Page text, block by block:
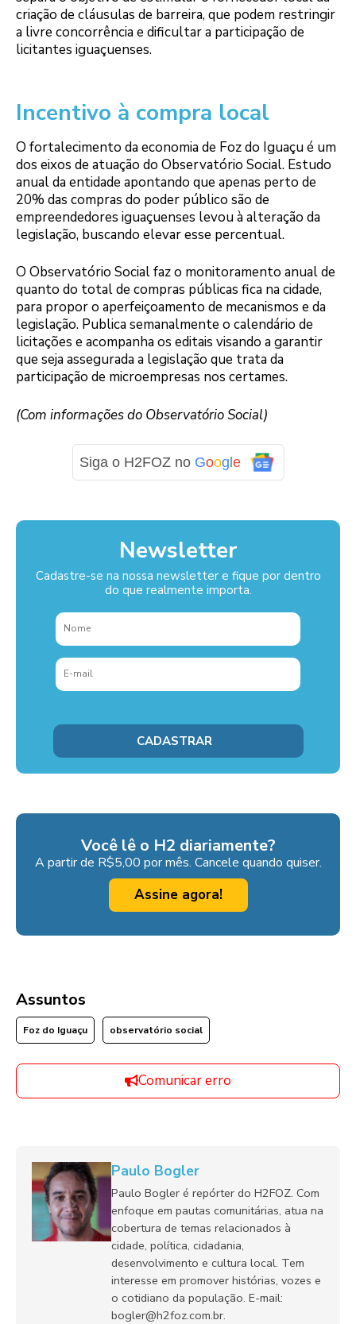
criação de cláusulas de barreira, que podem restringir
a livre concorrência e dificultar a participação de
licitantes iguaçuenses.
Incentivo à compra local
O fortalecimento da economia de Foz do Iguaçu é um
dos eixos de atuação do Observatório Social. Estudo
anual da entidade apontando que apenas perto de
20% das compras do poder público são de
empreendedores iguaçuenses levou à alteração da
legislação, buscando elevar esse percentual.
O Observatório Social faz o monitoramento anual de
quanto do total de compras públicas fica na cidade,
para propor o aperfeiçoamento de mecanismos e da
legislação. Publica semanalmente o calendário de
licitações e acompanha os editais visando a garantir
que seja assegurada a legislação que trata da
participação de microempresas nos certames.
(Com informações do Observatório Social)
Siga o H2FOZ no Goog e
Newsletter
Cadastre-se na nossa newsletter e fique por dentro
do que realmente importa.
Você lê o H2 diariamente?
A partir de R$5,00 por mês. Cancele quando quiser.
Assine agora!
Assuntos
Foz do Iguaçu observatório social
Comunicar erro
Paulo Bogler
Paulo Bogler é repórter do H2FOZ. Com
enfoque em pautas comunitárias, atua na
cobertura de temas relacionados à
cidade, política, cidadania,
desenvolvimento e cultura local. Tem
interesse em promover histórias, vozes e
o cotidiano da população. E-mail:
bogler@h2foz.com.br.